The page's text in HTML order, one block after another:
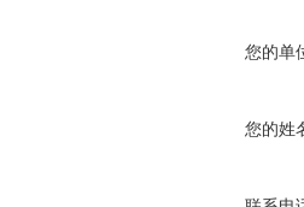
您的单
您的姓